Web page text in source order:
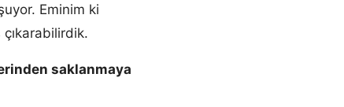
Eminim ki
saklanmaya